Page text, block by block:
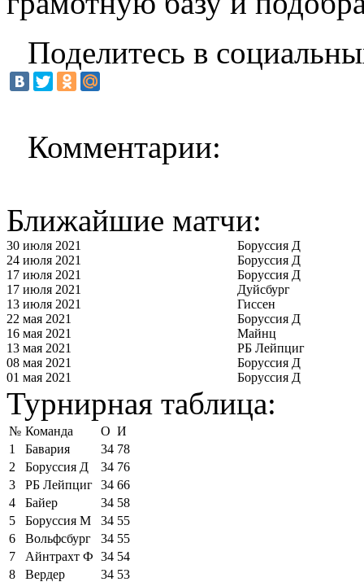
Поделитесь в
Комментарии:
Ближайшие матчи:
30 июля 2021
Боруссия Д
24 июля 2021
Боруссия Д
17 июля 2021
Боруссия Д
17 июля 2021
Дуйсбург
13 июля 2021
Гиссен
22 мая 2021
Боруссия Д
16 мая 2021
Майнц
13 мая 2021
РБ Лейпциг
08 мая 2021
Боруссия Д
01 мая 2021
Боруссия Д
Турнирная таблица:
№ Команда О И
1
Бавария 34 78
2
Боруссия Д 34 76
3
РБ Лейпциг 34 66
4
Байер 34 58
5
Боруссия М 34 55
6
Вольфсбург 34 55
7
Айнтрахт Ф 34 54
8
Вердер 34 53